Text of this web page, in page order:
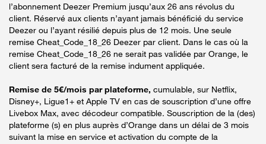
l’abonnement Deezer Premium jusqu’aux 26 ans révolus du
client. Réservé aux clients n’ayant jamais bénéficié du service
Deezer ou l’ayant résilié depuis plus de 12 mois. Une seule
remise Cheat_Code_18_26 Deezer par client. Dans le cas où la
remise Cheat_Code_18_26 ne serait pas validée par Orange, le
client sera facturé de la remise indument appliquée.
Remise de 5€/mois par plateforme, cumulable, sur Netflix,
Disney+, Ligue1+ et Apple TV en cas de souscription d’une offre
Livebox Max, avec décodeur compatible. Souscription de la (des)
plateforme (s) en plus auprès d’Orange dans un délai de 3 mois
suivant la mise en service et activation du compte de la